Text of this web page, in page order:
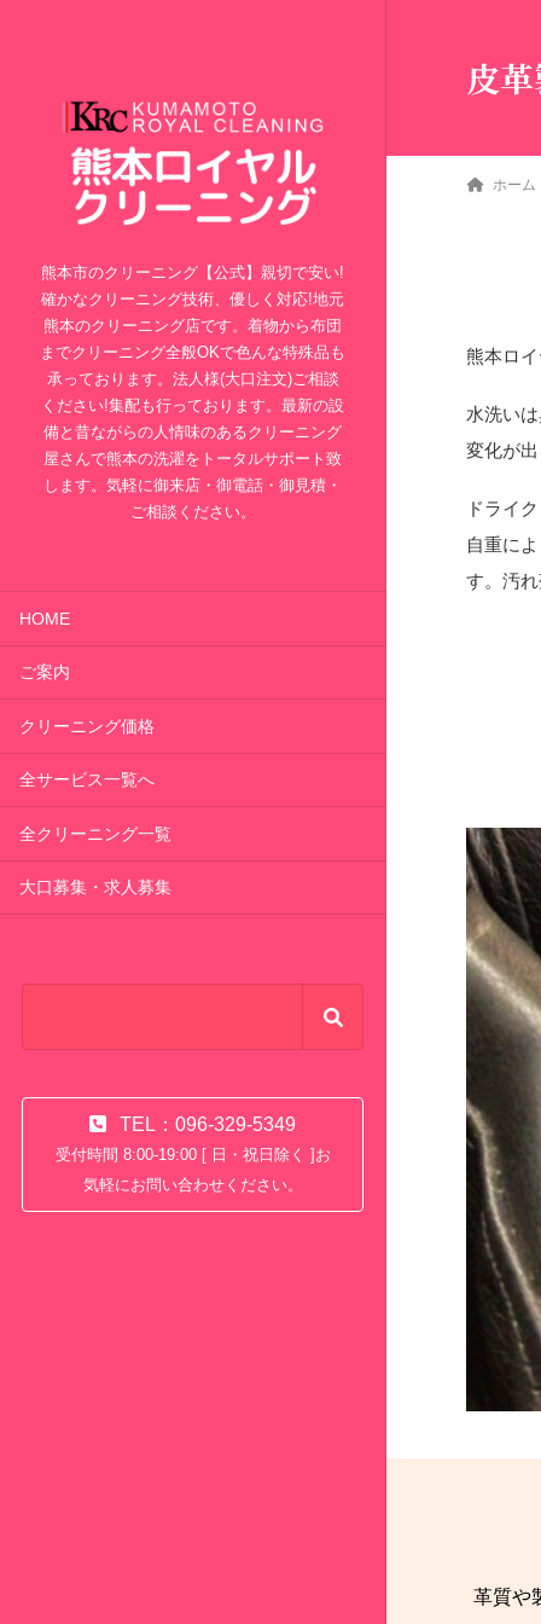
熊本市のクリーニング【公式】親切で安い!
確かなクリーニング技術、優しく対応!地元
熊本のクリーニング店です。着物から布団
までクリーニング全般OKで色んな特殊品も
承っております。法人様(大口注文)ご相談
ください!集配も行っております。最新の設
備と昔ながらの人情味のあるクリーニング
屋さんで熊本の洗濯をトータルサポート致
します。気軽に御来店・御電話・御見積・
ご相談ください。
HOME
ご案内
クリーニング価格
全サービス一覧へ
全クリーニング一覧
大口募集・求人募集
TEL：096-329-5349
受付時間 8:00-19:00 [ 日・祝日除く ]お
気軽にお問い合わせください。
皮
ホーム
熊本ロ
水洗い
変化が
ドライ
自重に
す。汚
革質や